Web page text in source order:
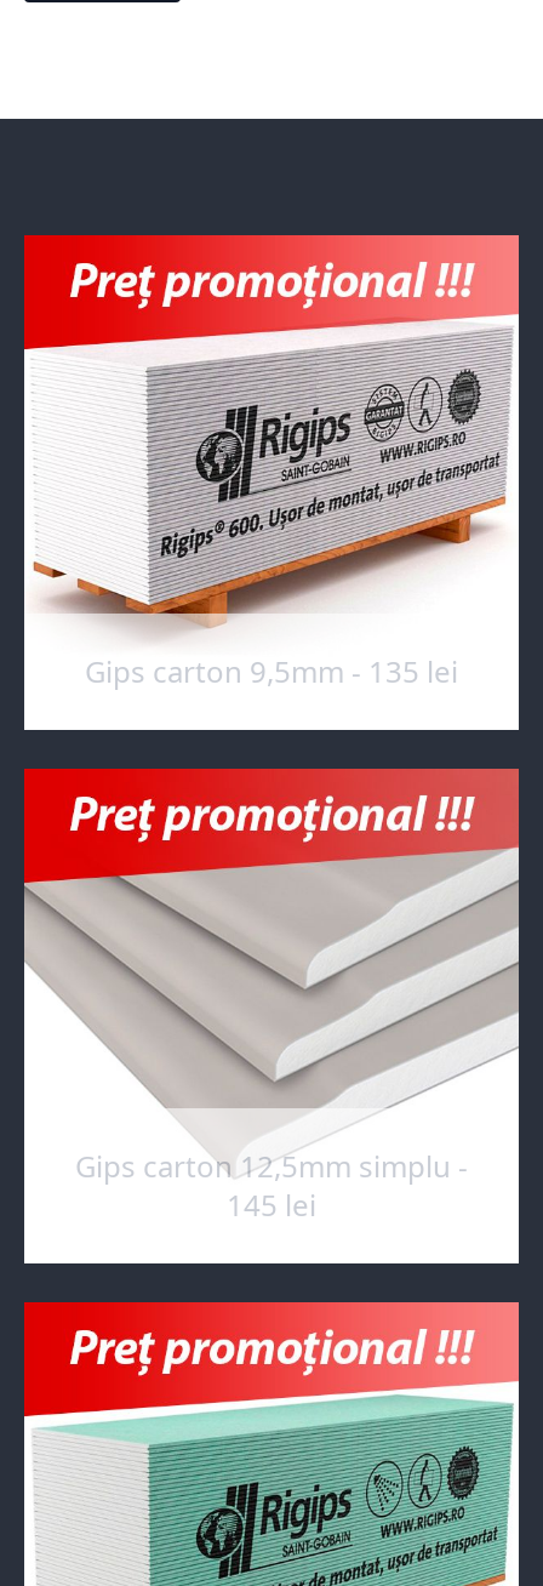
Gips carton 9,5mm - 135 lei
Gips carton 12,5mm simplu -
145 lei